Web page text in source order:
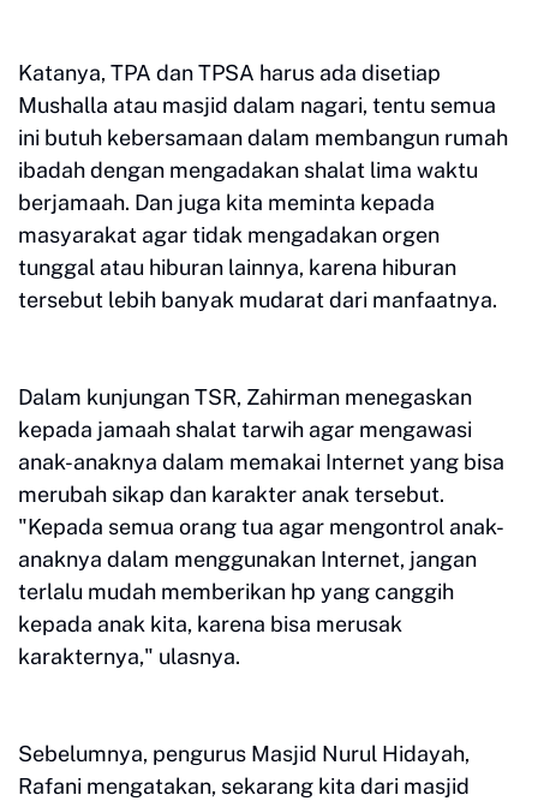
Katanya, TPA dan TPSA harus ada disetiap
Mushalla atau masjid dalam nagari, tentu semua
ini butuh kebersamaan dalam membangun rumah
ibadah dengan mengadakan shalat lima waktu
berjamaah. Dan juga kita meminta kepada
masyarakat agar tidak mengadakan orgen
tunggal atau hiburan lainnya, karena hiburan
tersebut lebih banyak mudarat dari manfaatnya.
Dalam kunjungan TSR, Zahirman menegaskan
kepada jamaah shalat tarwih agar mengawasi
anak-anaknya dalam memakai Internet yang bisa
merubah sikap dan karakter anak tersebut.
"Kepada semua orang tua agar mengontrol anak-
anaknya dalam menggunakan Internet, jangan
terlalu mudah memberikan hp yang canggih
kepada anak kita, karena bisa merusak
karakternya," ulasnya.
Sebelumnya, pengurus Masjid Nurul Hidayah,
Rafani mengatakan, sekarang kita dari masjid